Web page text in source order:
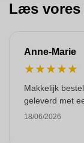
Læs vores
Anne-Marie
★★★★★
Makkelijk
geleverd met
18/06/2026